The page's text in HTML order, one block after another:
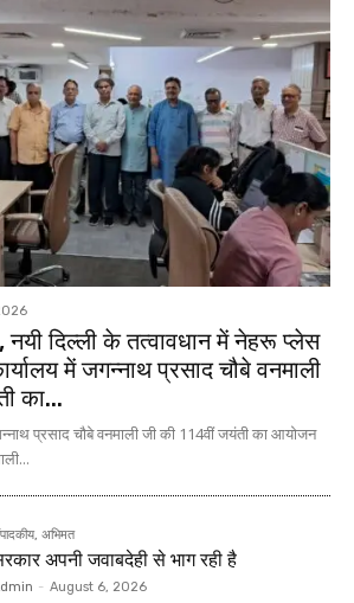
नयी दिल्ली के तत्वावधान में नेहरू प्लेस
में जगन्नाथ प्रसाद चौबे वनमाली
का...
प्रसाद चौबे वनमाली जी की 114वीं जयंती का आयोजन
अभिमत
अपनी जवाबदेही से भाग रही है
- August 6, 2026